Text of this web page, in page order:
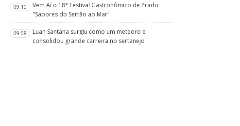
09:10
Vem Aí o 18° Festival Gastronômico de Prado:
"Sabores do Sertão ao Mar"
09:08
Luan Santana surgiu como um meteoro e
consolidou grande carreira no sertanejo